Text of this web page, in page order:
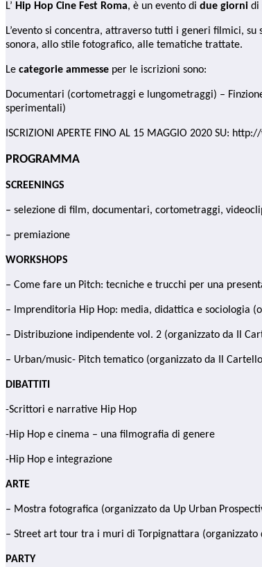
L’ Hip Hop Cine Fest Roma, è un evento di due giorni di
L’evento si concentra, attraverso tutti i generi filmici,
sonora, allo stile fotografico, alle tematiche trattate.
Le categorie ammesse per le iscrizioni sono:
Documentari (cortometraggi e lungometraggi) –
sperimentali)
ISCRIZIONI APERTE FINO AL 15 MAGGIO 2020 SU:
PROGRAMMA
SCREENINGS
– selezione di film, documentari, cortometraggi,
– premiazione
WORKSHOPS
– Come fare un Pitch: tecniche e trucchi per una
– Imprenditoria Hip Hop: media, didattica e sociologia
– Distribuzione indipendente vol. 2 (organizzato da Il
– Urban/music- Pitch tematico (organizzato da Il
DIBATTITI
-Scrittori e narrative Hip Hop
-Hip Hop e cinema – una filmografia di genere
-Hip Hop e integrazione
ARTE
– Mostra fotografica (organizzato da Up Urban
– Street art tour tra i muri di Torpignattara (organizzato
PARTY